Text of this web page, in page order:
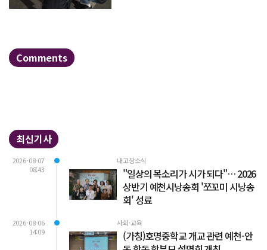
Comments
최신기사
2026-08-07
08:43
내고장소식
"일상의 목소리가 시가 되다"… 2026
상반기 예천시낭송회 '쪼꼬미 시낭송
회' 성료
2026-08-06
14:09
사회·교육
(가칭)호명중학교 개교 관련 예천-안